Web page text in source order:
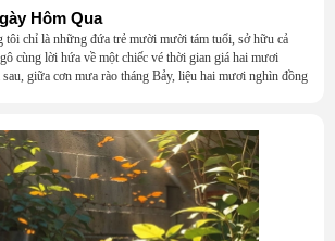
Hôm Qua
chỉ là những đứa trẻ mười mười tám tuổi, sở hữu cả
cùng lời hứa về một chiếc vé thời gian giá hai mươi
giữa cơn mưa rào tháng Bảy, liệu hai mươi nghìn đồng